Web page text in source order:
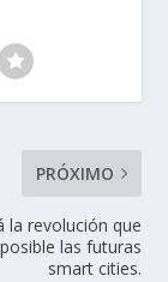
PRÓXIMO
la revolución que
las futuras
smart cities.